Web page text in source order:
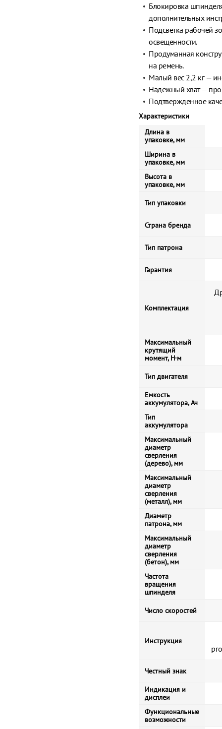
Блокировка
дополнительных
Подсветка рабочей
освещенности.
Продуманная
на ремень.
Малый вес 2,2 кг —
Надежный хват —
Подтвержденное
Характеристики
Длина в
упаковке, мм
Ширина в
упаковке, мм
Высота в
упаковке, мм
Тип упаковки
Страна бренда
Тип патрона
Гарантия
Комплектация
Максимальный
крутящий
момент, Н·м
Тип двигателя
Емкость
аккумулятора, Ач
Тип
аккумулятора
Максимальный
диаметр
сверления
(дерево), мм
Максимальный
диаметр
сверления
(металл), мм
Диаметр
патрона, мм
Максимальный
диаметр
сверления
(бетон), мм
Частота
вращения
шпинделя
Число скоростей
Инструкция
Честный знак
Индикация и
дисплеи
Функциональные
возможности